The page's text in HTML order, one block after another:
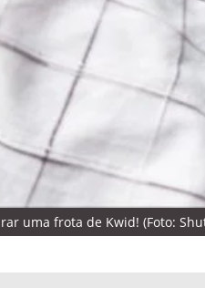
uma frota de Kwid! (Foto: